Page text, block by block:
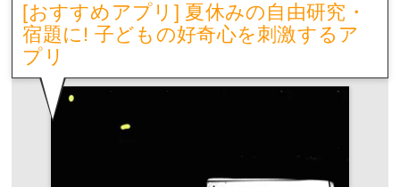
[おすすめアプリ] 夏休みの自由研究・
宿題に! 子どもの好奇心を刺激するア
プリ